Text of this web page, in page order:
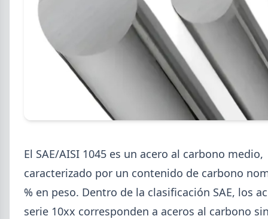
Cheques rechazados en alza: la
cadena de pagos metalúrgica
muestra signos de estrés
Junio fue el tercer peor mes en cheques rechazados
en casi seis años. El caso Metalfor expone la tensión
El SAE/AISI 1045 es un acero al carbono medio,
caracterizado por un contenido de carbono
% en peso. Dentro de la clasificación SAE, los
serie 10xx corresponden a aceros al carbono